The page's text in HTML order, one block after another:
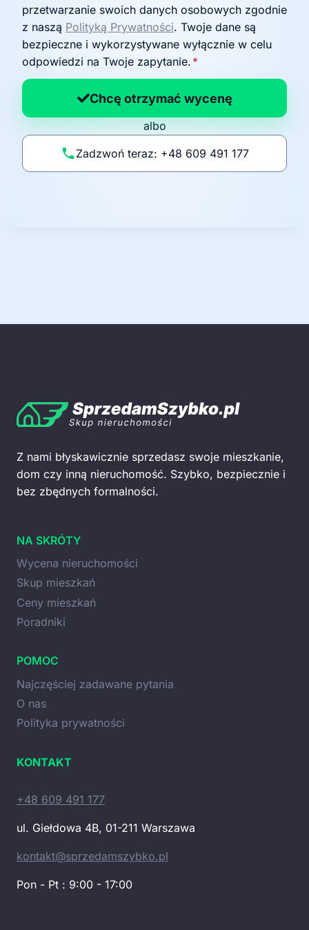
g
o
d
a
n
p
li
t
przetwarzanie swoich danych osobowych zgodnie
z naszą Polityką Prywatności. Twoje dane są
bezpieczne i wykorzystywane wyłącznie w celu
odpowiedzi na Twoje zapytanie. *
Chcę otrzymać wycenę
albo
Zadzwoń teraz: +48 609 491 177
Z nami błyskawicznie sprzedasz swoje mieszkanie,
dom czy inną nieruchomość. Szybko, bezpiecznie i
bez zbędnych formalności.
NA SKRÓTY
Wycena nieruchomości
Skup mieszkań
Ceny mieszkań
Poradniki
POMOC
Najczęściej zadawane pytania
O nas
Polityka prywatności
KONTAKT
+48 609 491 177
ul. Giełdowa 4B, 01-211 Warszawa
kontakt@sprzedamszybko.pl
Pon - Pt : 9:00 - 17:00